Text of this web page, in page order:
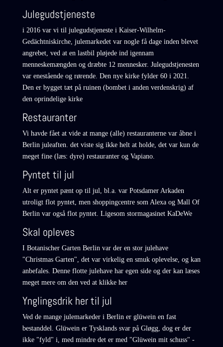
Julegudstjeneste
i 2016 var vi til julegudstjeneste i Kaiser-Wilhelm-
Gedächtniskirche, julemarkedet var nogle få dage inden blevet
angrebet, ved at en lastbil pløjede ind igennam
menneskemængden og dræbte 12 mennesker. Julegudstjenesten
var enestående og rørende. Den nye kirke fylder 60 i 2021.
Den er bygget tæt på ruinen (bombet i anden verdenskrig) af
den oprindelige kirke
Restauranter
Vi havde fået at vide at mange (alle) restauranterne var åbne i
Berlin juleaften. det viste sig ikke helt at holde, det var kun de
meget fine (læs: dyre) restauranter og Vapiano.
Pyntet til jul
Alt er pyntet pænt op til jul, bl.a. var Potsdamer Arkaden
utroligt flot pyntet, men shoppingcentre som Alexaog Mall Of
Berlinvar også flot pyntet. Ligesom stormagasinet KaDeWe
Skal opleves
I Botanischer Garten Berlin var der en stor julehave
"Christmas Garten", det var virkelig en smuk oplevelse, og kan
anbefales. Denne flotte julehave har egen side og der kan læses
meget mere om den ved at klikke her
Ynglingsdrik her til jul
Ved de mange julemarkeder i Berlin er glüwein en fast
bestanddel. Glüwein er Tysklands svar på Gløgg, dog er der
ikke "fyld" i, med mindre det er med "Glüwein mit schuss" -